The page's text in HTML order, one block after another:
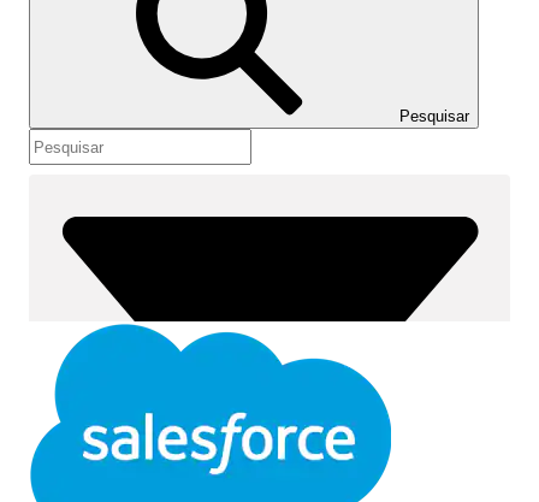
Mostrar índice
Índice
Pesquisar